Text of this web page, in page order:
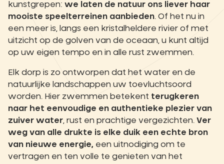
kunstgrepen: we laten de natuur ons liever haar
mooiste speelterreinen aanbieden. Of het nu in
een meer is, langs een kristalheldere rivier of met
uitzicht op de golven van de oceaan, u kunt altijd
op uw eigen tempo en in alle rust zwemmen.
Elk dorp is zo ontworpen dat het water en de
natuurlijke landschappen uw toevluchtsoord
worden. Hier zwemmen betekent terugkeren
naar het eenvoudige en authentieke plezier van
zuiver water , rust en prachtige vergezichten. Ver
weg van alle drukte is elke duik een echte bron
van nieuwe energie, een uitnodiging om te
vertragen en ten volle te genieten van het